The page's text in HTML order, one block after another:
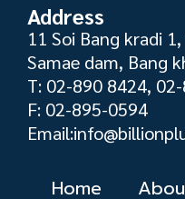
Address
11 Soi Bang kradi
Samae dam, Bang
T: 02-890 8424,
F: 02-895-0594
Home